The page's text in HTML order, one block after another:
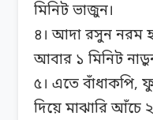
মিনিট ভাজুন।
৪। আদা রসুন নরম
আবার ১ মিনিট
৫। এতে
দিয়ে মাঝারি আঁচে